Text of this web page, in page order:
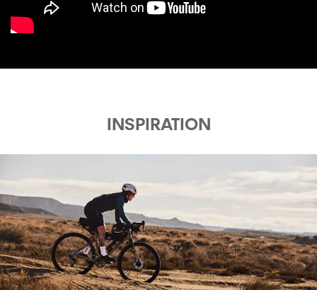
INSPIRATION